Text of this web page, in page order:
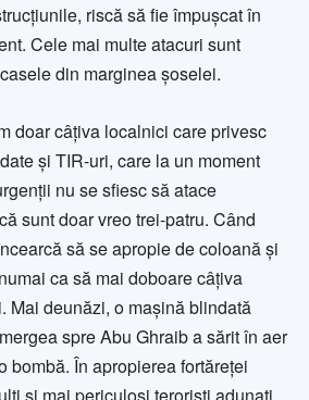
riscă să fie împuşcat în
Cele mai multe atacuri sunt
din marginea şoselei.
doar câţiva localnici care privesc
şi TIR-uri, care la un moment
nu se sfiesc să atace
sunt doar vreo trei-patru. Când
să se apropie de coloană şi
ca să mai doboare câţiva
Mai deunăzi, o maşină blindată
spre Abu Ghraib a sărit în aer
bombă. În apropierea fortăreţei
şi mai periculoşi terorişti adunaţi